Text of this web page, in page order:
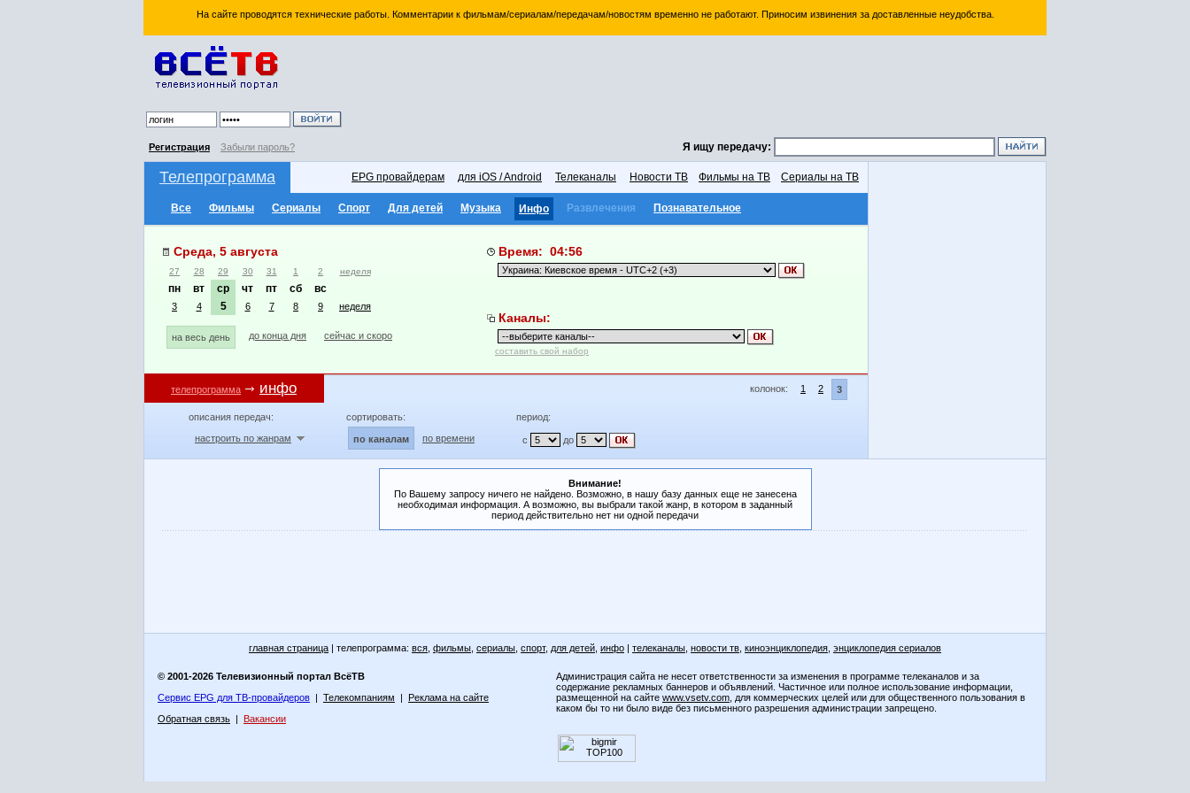
На сайте проводятся технические работы. Комментарии к фильмам/сериалам/передачам/новостям временно не работают. Приносим извинения за доставленные неудобства.
Регистрация Забыли пароль? Я ищу передачу:
Телепрограмма EPG провайдерам для iOS / Android Телеканалы Новости ТВ Фильмы на ТВ Сериалы на ТВ
Все Фильмы Сериалы Спорт Для детей Музыка Инфо Развлечения Познавательное
Среда, 5 августа
27 28 29 30 31 1 2 неделя
пн вт ср чт пт сб вс
3 4 5 6 7 8 9 неделя
на весь день до конца дня сейчас и скоро
Время: 04:56
Каналы:
составить свой набор
телепрограмма инфо колонок: 1 2 3
описания передач:
настроить по жанрам
сортировать:
по каналам по времени
период:
с до
Внимание!
По Вашему запросу ничего не найдено. Возможно, в нашу базу данных еще не занесена
необходимая информация. А возможно, вы выбрали такой жанр, в котором в заданный
период действительно нет ни одной передачи
главная страница | телепрограмма: вся фильмы сериалы спорт, для детей инфо | телеканалы новости тв киноэнциклопедия энциклопедия сериалов
© 2001-2026 Телевизионный портал ВсёТВ
Сервис EPG для ТВ-провайдеров | Телекомпаниям | Реклама на сайте
Обратная связь | Вакансии
Администрация сайта не несет ответственности за изменения в программе телеканалов и за
содержание рекламных баннеров и объявлений. Частичное или полное использование информации,
размещенной на сайте www.vsetv.com , для коммерческих целей или для общественного пользования в
каком бы то ни было виде без письменного разрешения администрации запрещено.